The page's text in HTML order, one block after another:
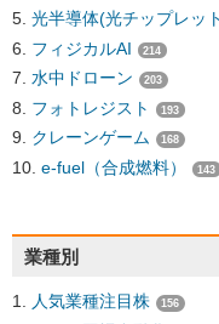
光半導体(光チップレッ
フィジカルAI 214
水中ドローン 203
フォトレジスト 193
クレーンゲーム 168
e-fuel（合成燃料） 143
業種別
人気業種注目株 156